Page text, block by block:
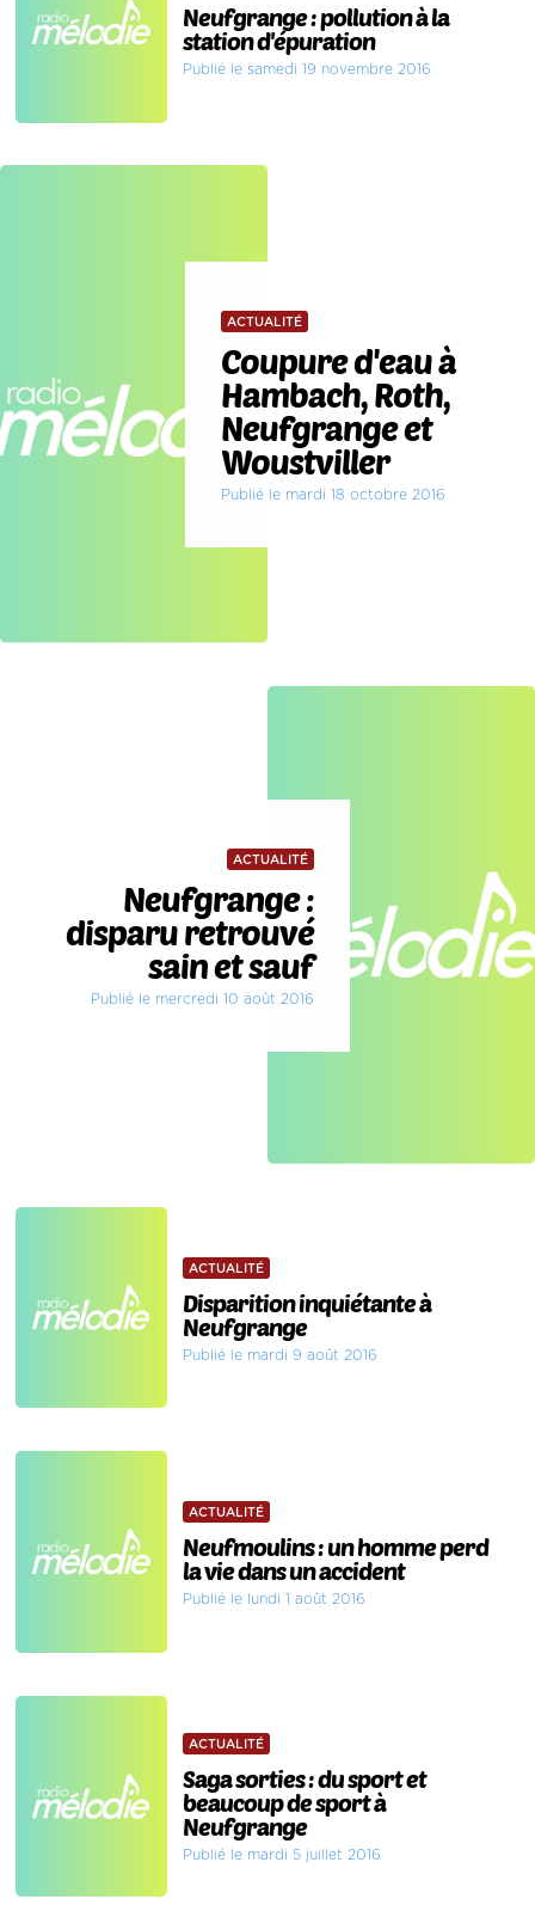
Neufgrange : pollution à la
station d'épuration
Publié le samedi 19 novembre 2016
ACTUALITÉ
Coupure d'eau à
Hambach, Roth,
Neufgrange et
Woustviller
Publié le mardi 18 octobre 2016
ACTUALITÉ
Neufgrange :
disparu retrouvé
sain et sauf
Publié le mercredi 10 août 2016
ACTUALITÉ
Disparition inquiétante à
Neufgrange
Publié le mardi 9 août 2016
ACTUALITÉ
Neufmoulins : un homme perd
la vie dans un accident
Publié le lundi 1 août 2016
ACTUALITÉ
Saga sorties : du sport et
beaucoup de sport à
Neufgrange
Publié le mardi 5 juillet 2016